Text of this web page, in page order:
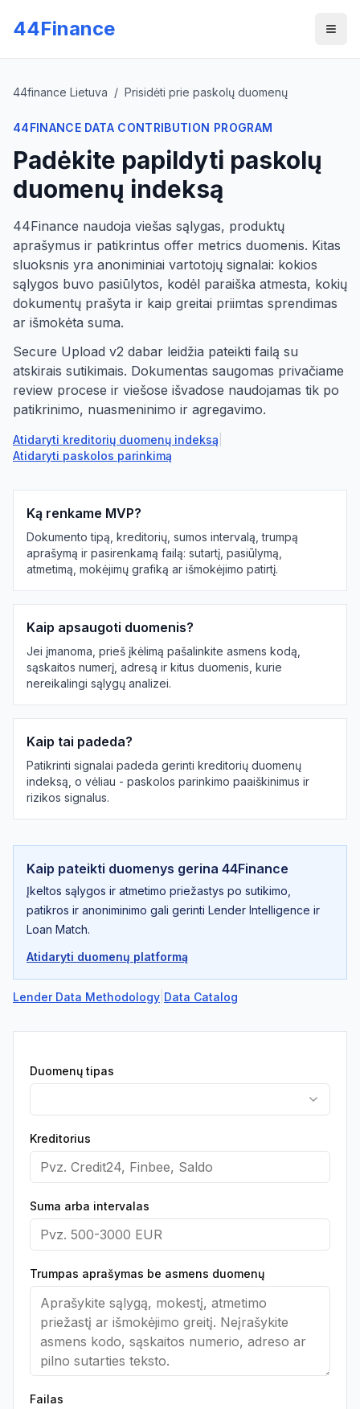
44Finance
44finance Lietuva / Prisidėti prie paskolų duomenų
44FINANCE DATA CONTRIBUTION PROGRAM
Padėkite papildyti paskolų
duomenų indeksą
44Finance naudoja viešas sąlygas, produktų
aprašymus ir patikrintus offer metrics duomenis. Kitas
sluoksnis yra anoniminiai vartotojų signalai: kokios
sąlygos buvo pasiūlytos, kodėl paraiška atmesta, kokių
dokumentų prašyta ir kaip greitai priimtas sprendimas
ar išmokėta suma.
Secure Upload v2 dabar leidžia pateikti failą su
atskirais sutikimais. Dokumentas saugomas privačiame
review procese ir viešose išvadose naudojamas tik po
patikrinimo, nuasmeninimo ir agregavimo.
Atidaryti kreditorių duomenų indeksą
Atidaryti paskolos parinkimą
Ką renkame MVP?
Dokumento tipą, kreditorių, sumos intervalą, trumpą
aprašymą ir pasirenkamą failą: sutartį, pasiūlymą,
atmetimą, mokėjimų grafiką ar išmokėjimo patirtį.
Kaip apsaugoti duomenis?
Jei įmanoma, prieš įkėlimą pašalinkite asmens kodą,
sąskaitos numerį, adresą ir kitus duomenis, kurie
nereikalingi sąlygų analizei.
Kaip tai padeda?
Patikrinti signalai padeda gerinti kreditorių duomenų
indeksą, o vėliau - paskolos parinkimo paaiškinimus ir
rizikos signalus.
Kaip pateikti duomenys gerina 44Finance
Įkeltos sąlygos ir atmetimo priežastys po sutikimo,
patikros ir anoniminimo gali gerinti Lender Intelligence ir
Loan Match.
Atidaryti duomenų platformą
Lender Data Methodology Data Catalog
Duomenų tipas
Kreditorius
Suma arba intervalas
Trumpas aprašymas be asmens duomenų
Failas